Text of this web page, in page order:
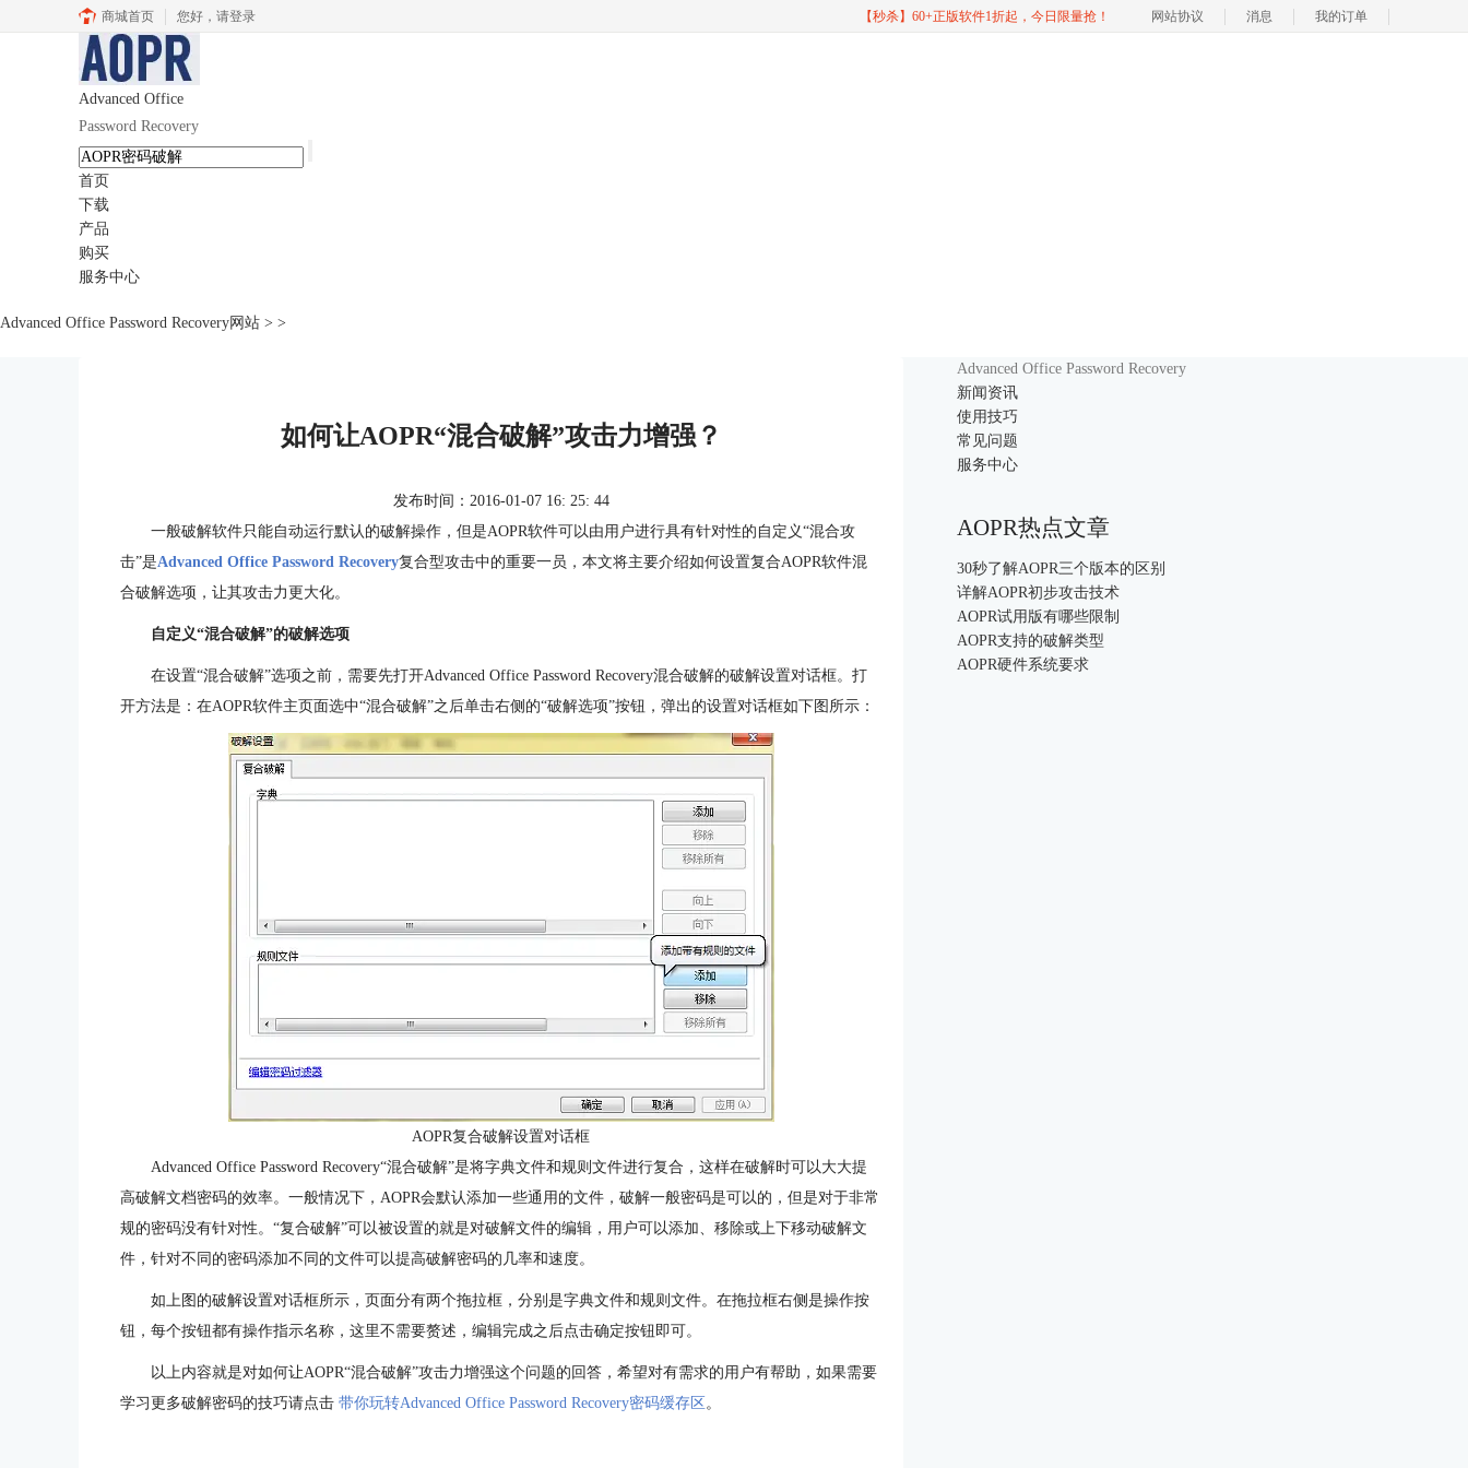
商城首页 您好， 请登录 【秒杀】60+正版软件1折起，今日限量抢！ 网站协议 消息 我的订单
Advanced Office
Password Recovery
首页
下载
产品
购买
服务中心
Advanced Office Password Recovery网站 > >
如何让AOPR“混合破解”攻击力增强？
发布时间：2016-01-07 16: 25: 44
一般破解软件只能自动运行默认的破解操作，但是AOPR软件可以由用户进行具有针对性的自定义“混合攻
击”是Advanced Office Password Recovery复合型攻击中的重要一员，本文将主要介绍如何设置复合AOPR软件混
合破解选项，让其攻击力更大化。
自定义“混合破解”的破解选项
在设置“混合破解”选项之前，需要先打开Advanced Office Password Recovery混合破解的破解设置对话框。打
开方法是：在AOPR软件主页面选中“混合破解”之后单击右侧的“破解选项”按钮，弹出的设置对话框如下图所示：
AOPR复合破解设置对话框
Advanced Office Password Recovery“混合破解”是将字典文件和规则文件进行复合，这样在破解时可以大大提
高破解文档密码的效率。一般情况下，AOPR会默认添加一些通用的文件，破解一般密码是可以的，但是对于非常
规的密码没有针对性。“复合破解”可以被设置的就是对破解文件的编辑，用户可以添加、移除或上下移动破解文
件，针对不同的密码添加不同的文件可以提高破解密码的几率和速度。
如上图的破解设置对话框所示，页面分有两个拖拉框，分别是字典文件和规则文件。在拖拉框右侧是操作按
钮，每个按钮都有操作指示名称，这里不需要赘述，编辑完成之后点击确定按钮即可。
以上内容就是对如何让AOPR“混合破解”攻击力增强这个问题的回答，希望对有需求的用户有帮助，如果需要
学习更多破解密码的技巧请点击 带你玩转Advanced Office Password Recovery密码缓存区 。
Advanced Office Password Recovery
新闻资讯
使用技巧
常见问题
服务中心
AOPR热点文章
30秒了解AOPR三个版本的区别
详解AOPR初步攻击技术
AOPR试用版有哪些限制
AOPR支持的破解类型
AOPR硬件系统要求